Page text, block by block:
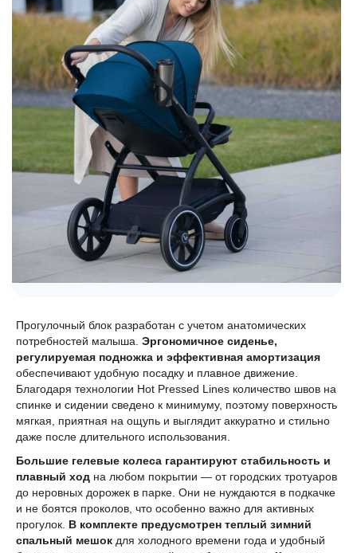
Прогулочный блок разработан с учетом анатомических
потребностей малыша. Эргономичное сиденье,
регулируемая подножка и эффективная амортизация
обеспечивают удобную посадку и плавное движение.
Благодаря технологии Hot Pressed Lines количество швов на
спинке и сидении сведено к минимуму, поэтому поверхность
мягкая, приятная на ощупь и выглядит аккуратно и стильно
даже после длительного использования.
Большие гелевые колеса гарантируют стабильность и
плавный ход на любом покрытии — от городских тротуаров
до неровных дорожек в парке. Они не нуждаются в подкачке
и не боятся проколов, что особенно важно для активных
прогулок. В комплекте предусмотрен теплый зимний
спальный мешок для холодного времени года и удобный